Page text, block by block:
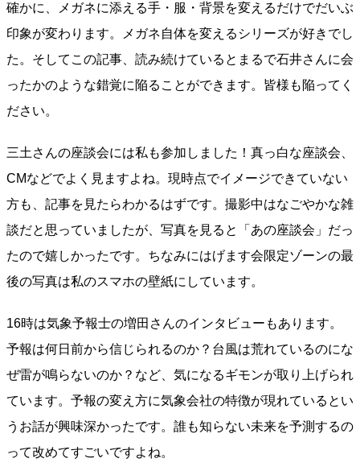
確かに、メガネに添える手・服・背景を変えるだけでだいぶ
印象が変わります。メガネ自体を変えるシリーズが好きでし
た。そしてこの記事、読み続けているとまるで石井さんに会
ったかのような錯覚に陥ることができます。皆様も陥ってく
ださい。
三土さんの座談会には私も参加しました！真っ白な座談会、
CMなどでよく見ますよね。現時点でイメージできていない
方も、記事を見たらわかるはずです。撮影中はなごやかな雑
談だと思っていましたが、写真を見ると「あの座談会」だっ
たので嬉しかったです。ちなみにはげます会限定ゾーンの最
後の写真は私のスマホの壁紙にしています。
16時は気象予報士の増田さんのインタビューもあります。
予報は何日前から信じられるのか？台風は荒れているのにな
ぜ雷が鳴らないのか？など、気になるギモンが取り上げられ
ています。予報の変え方に気象会社の特徴が現れているとい
うお話が興味深かったです。誰も知らない未来を予測するの
って改めてすごいですよね。